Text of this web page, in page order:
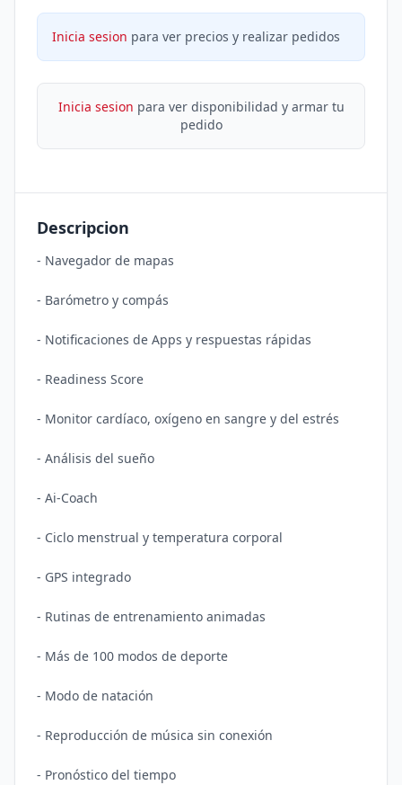
Inicia sesion para ver precios y realizar pedidos
Inicia sesion para ver disponibilidad y armar tu
pedido
Descripcion
- Navegador de mapas
- Barómetro y compás
- Notificaciones de Apps y respuestas rápidas
- Readiness Score
- Monitor cardíaco, oxígeno en sangre y del estrés
- Análisis del sueño
- Ai-Coach
- Ciclo menstrual y temperatura corporal
- GPS integrado
- Rutinas de entrenamiento animadas
- Más de 100 modos de deporte
- Modo de natación
- Reproducción de música sin conexión
- Pronóstico del tiempo